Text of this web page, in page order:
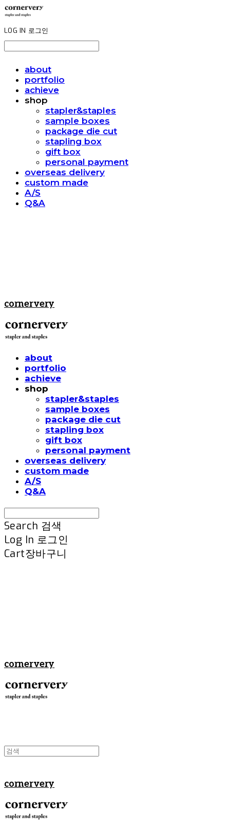
LOG IN 로그인
about
portfolio
achieve
shop
stapler&staples
sample boxes
package die cut
stapling box
gift box
personal payment
overseas delivery
custom made
A/S
Q&A
cornervery
about
portfolio
achieve
shop
stapler&staples
sample boxes
package die cut
stapling box
gift box
personal payment
overseas delivery
custom made
A/S
Q&A
Search 검색
Log In 로그인
Cart장바구니
cornervery
cornervery